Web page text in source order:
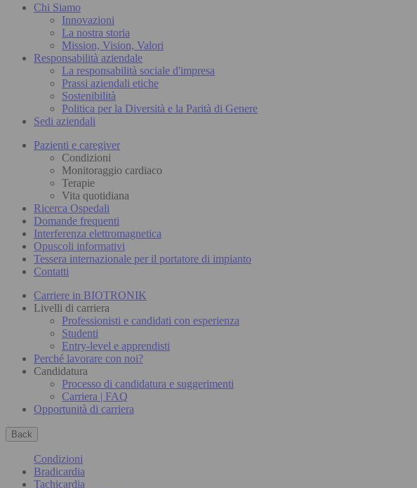
Chi Siamo
Innovazioni
La nostra storia
Mission, Vision, Valori
Responsabilità aziendale
La responsabilità sociale d'impresa
Prassi aziendali etiche
Sostenibilità
Politica per la Diversità e la Parità di Genere
Sedi aziendali
Pazienti e caregiver
Condizioni
Monitoraggio cardiaco
Terapie
Vita quotidiana
Ricerca Ospedali
Domande frequenti
Interferenza elettromagnetica
Opuscoli informativi
Tessera internazionale per il portatore di impianto
Contatti
Carriere in BIOTRONIK
Livelli di carriera
Professionisti e candidati con esperienza
Studenti
Entry-level e apprendisti
Perché lavorare con noi?
Candidatura
Processo di candidatura e suggerimenti
Carriera | FAQ
Opportunità di carriera
Back
Condizioni
Bradicardia
Tachicardia